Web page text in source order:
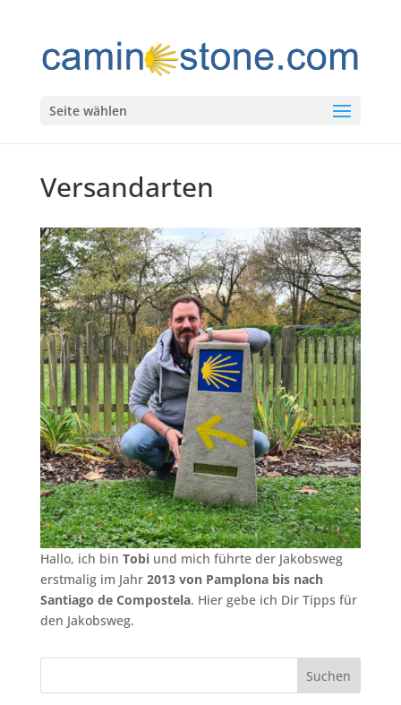
Seite wählen
Versandarten
Hallo, ich bin Tobiund mich führte der Jakobsweg
erstmalig im Jahr 2013 von Pamplona bis nach
Santiago de Compostela. Hier gebe ich Dir Tipps für
den Jakobsweg.